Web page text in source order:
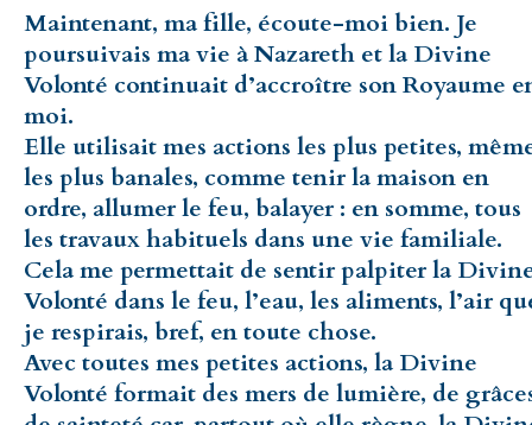
Maintenant, ma fille, écoute-moi bien. Je
poursuivais ma vie à Nazareth et la Divine
Volonté continuait d’accroître son Royaume
moi.
Elle utilisait mes actions les plus petites,
les plus banales, comme tenir la maison en
ordre, allumer le feu, balayer : en somme, tous
les travaux habituels dans une vie familiale.
Cela me permettait de sentir palpiter la
Volonté dans le feu, l’eau, les aliments, l’air
je respirais, bref, en toute chose.
Avec toutes mes petites actions, la Divine
Volonté formait des mers de lumière, de